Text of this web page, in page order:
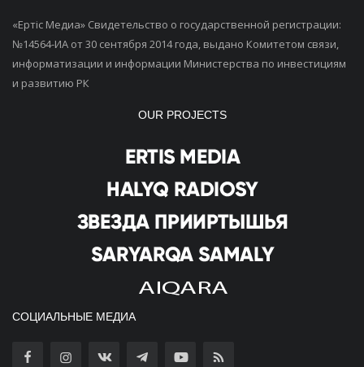
«Ертiс Медиа» Свидетельство о государственной регистрации:
№14564-ИА от 30 сентября 2014 года, выдано Комитетом связи,
информатизации и информации Министерства по инвестициям
и развитию РК
OUR PROJECTS
СОЦИАЛЬНЫЕ МЕДИА